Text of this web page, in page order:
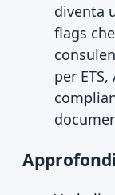
diventa
flags
per